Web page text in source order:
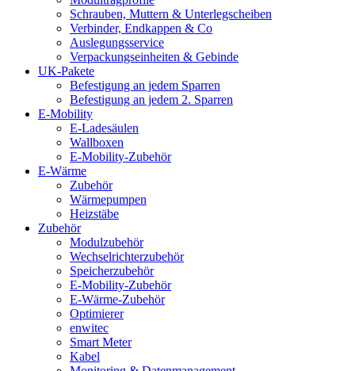
Schrauben, Muttern & Unterlegscheiben
Verbinder, Endkappen & Co
Auslegungsservice
Verpackungseinheiten & Gebinde
UK-Pakete
Befestigung an jedem Sparren
Befestigung an jedem 2. Sparren
E-Mobility
E-Ladesäulen
Wallboxen
E-Mobility-Zubehör
E-Wärme
Zubehör
Wärmepumpen
Heizstäbe
Zubehör
Modulzubehör
Wechselrichterzubehör
Speicherzubehör
E-Mobility-Zubehör
E-Wärme-Zubehör
Optimierer
enwitec
Smart Meter
Kabel